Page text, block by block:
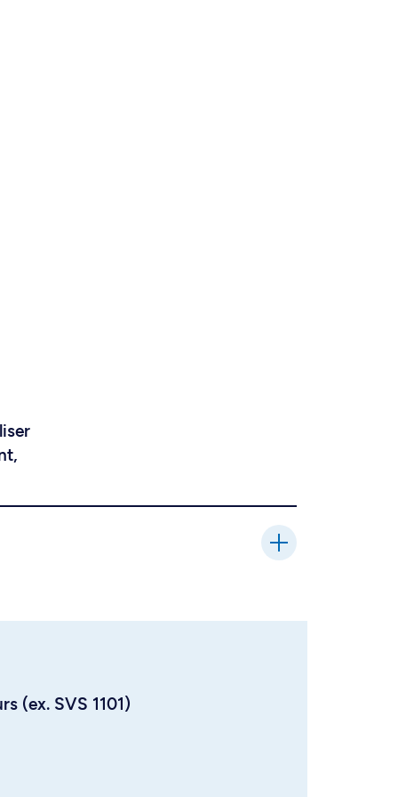
(ex. SVS 1101)